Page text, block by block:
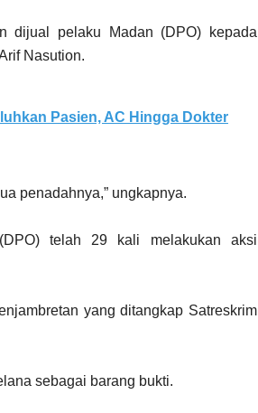
dijual pelaku Madan (DPO) kepada
Nasution.
Pasien, AC Hingga Dokter
penadahnya,” ungkapnya.
telah 29 kali melakukan aksi
yang ditangkap Satreskrim
sebagai barang bukti.